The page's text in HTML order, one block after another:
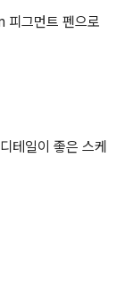
피그먼트 펜으로
테일이 좋은 스케